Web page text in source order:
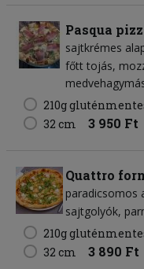
Pasqua
sajtkrémes
főtt tojás
210g
32 cm 3 950 Ft
Quattro
paradicsomos
sajtgolyók
210g
32 cm 3 890 Ft